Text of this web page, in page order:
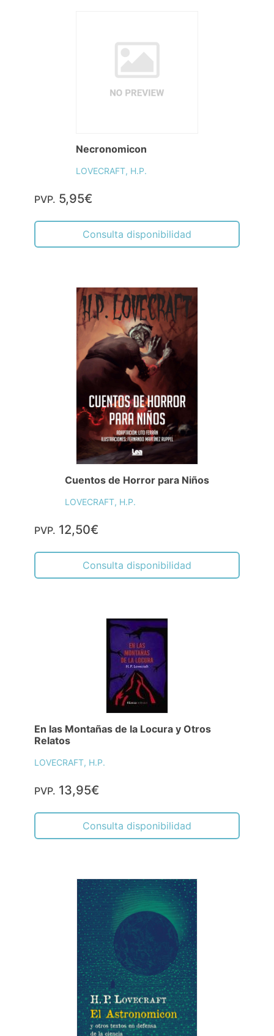
Necronomicon
LOVECRAFT, H.P.
PVP. 5,95€
Consulta disponibilidad
Cuentos de Horror para Niños
LOVECRAFT, H.P.
PVP. 12,50€
Consulta disponibilidad
En las Montañas de la Locura y Otros
Relatos
LOVECRAFT, H.P.
PVP. 13,95€
Consulta disponibilidad